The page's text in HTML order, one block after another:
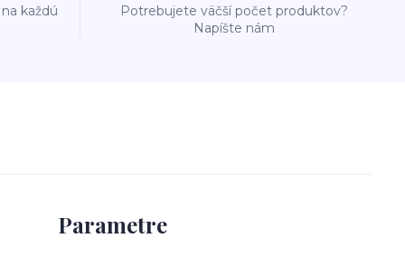
každú
Potrebujete väčší počet produktov?
Napíšte nám
Parametre